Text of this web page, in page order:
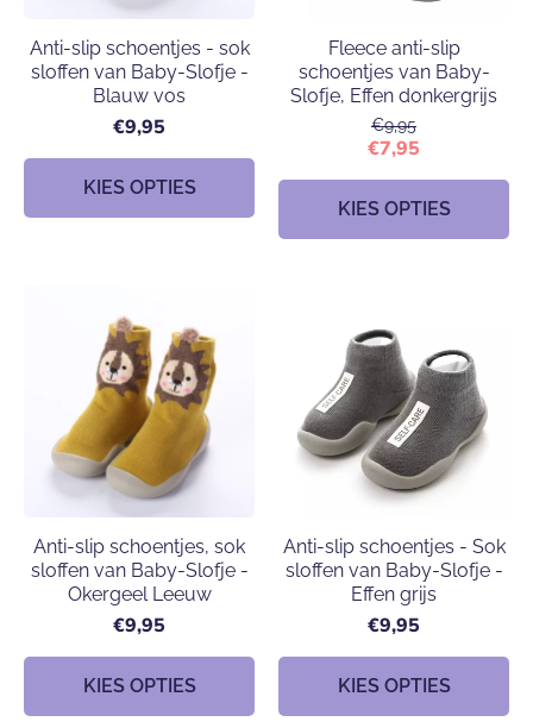
Anti-slip schoentjes - sok
sloffen van Baby-Slofje -
Blauw vos
€9,95
KIES OPTIES
Fleece anti-slip
schoentjes van Baby-
Slofje, Effen donkergrijs
€9,95
€7,95
KIES OPTIES
Anti-slip schoentjes, sok
sloffen van Baby-Slofje -
Okergeel Leeuw
€9,95
KIES OPTIES
Anti-slip schoentjes - Sok
sloffen van Baby-Slofje -
Effen grijs
€9,95
KIES OPTIES